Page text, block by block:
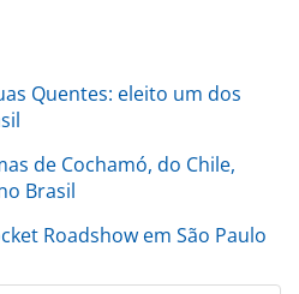
Quentes: eleito um dos
de Cochamó, do Chile,
Brasil
Roadshow em São Paulo